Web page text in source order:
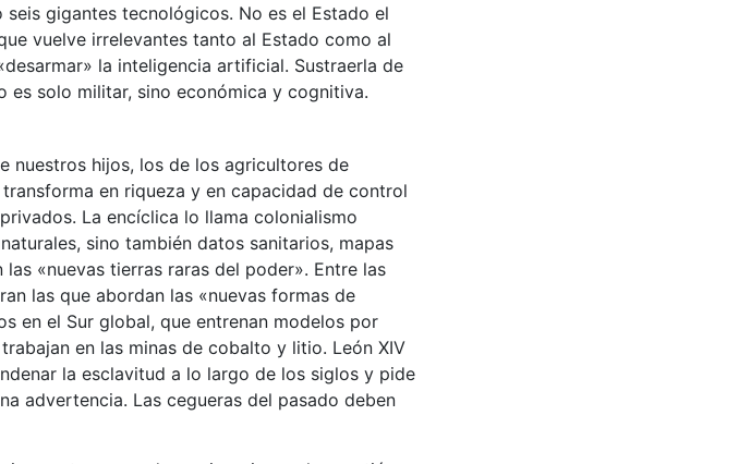
gigantes tecnológicos. No es el Estado el
vuelve irrelevantes tanto al Estado como al
la inteligencia artificial. Sustraerla de
es solo militar, sino económica y cognitiva.
nuestros hijos, los de los agricultores de
en riqueza y en capacidad de control
La encíclica lo llama colonialismo
sino también datos sanitarios, mapas
«nuevas tierras raras del poder». Entre las
las que abordan las «nuevas formas de
en el Sur global, que entrenan modelos por
en las minas de cobalto y litio. León XIV
la esclavitud a lo largo de los siglos y pide
advertencia. Las cegueras del pasado deben